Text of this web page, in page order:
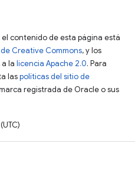
contenido de esta página está
Creative Commons, y los
la licencia Apache 2.0. Para
laspolíticas del sitio de
registrada de Oracle o sus